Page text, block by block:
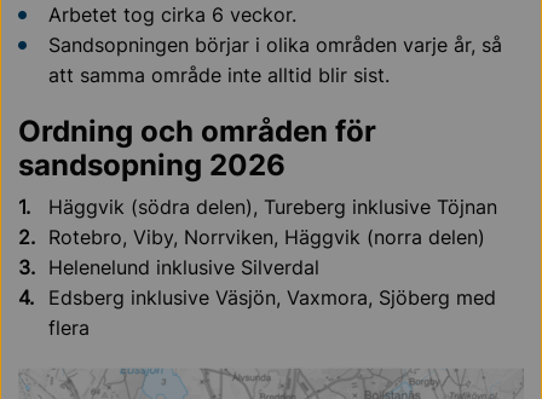
Arbetet tog cirka 6 veckor.
Sandsopningen börjar i olika områden varje år, så
att samma område inte alltid blir sist.
Ordning och områden för
sandsopning 2026
Häggvik (södra delen), Tureberg inklusive Töjnan
Rotebro, Viby, Norrviken, Häggvik (norra delen)
Helenelund inklusive Silverdal
Edsberg inklusive Väsjön, Vaxmora, Sjöberg med
flera